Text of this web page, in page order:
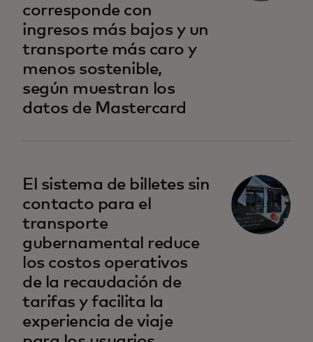
corresponde con
ingresos más bajos y un
transporte más caro y
menos sostenible,
según muestran los
datos de Mastercard
El sistema de billetes sin
contacto para el
transporte
gubernamental reduce
los costos operativos
de la recaudación de
tarifas y facilita la
experiencia de viaje
se abre en una pestaña nueva